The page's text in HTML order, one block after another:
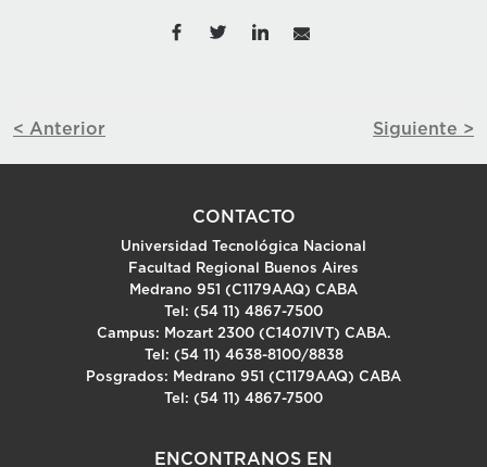
< Anterior Siguiente >
CONTACTO
Universidad Tecnológica Nacional
Facultad Regional Buenos Aires
Medrano 951 (C1179AAQ) CABA
Tel: (54 11) 4867-7500
Campus: Mozart 2300 (C1407IVT) CABA.
Tel: (54 11) 4638-8100/8838
Posgrados: Medrano 951 (C1179AAQ) CABA
Tel: (54 11) 4867-7500
ENCONTRANOS EN